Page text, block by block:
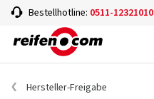
Bestellhotline: 0511-12321010
Hersteller-Freigabe